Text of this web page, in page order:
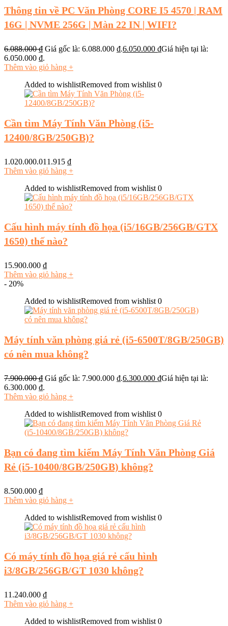
Thông tin về PC Văn Phòng CORE I5 4570 | RAM
16G | NVME 256G | Màn 22 IN | WIFI?
6.088.000₫ Giá gốc là: 6.088.000 ₫.6.050.000 ₫Giá hiện tại là:
6.050.000 ₫.
Thêm vào giỏ hàng +
Added to wishlistRemoved from wishlist 0
Cần tìm Máy Tính Văn Phòng (i5-
12400/8GB/250GB)?
1.020.000.011.915 ₫
Thêm vào giỏ hàng +
Added to wishlistRemoved from wishlist 0
Cấu hình máy tính đồ họa (i5/16GB/256GB/GTX
1650) thế nào?
15.900.000 ₫
Thêm vào giỏ hàng +
- 20%
Added to wishlistRemoved from wishlist 0
Máy tính văn phòng giá rẻ (i5-6500T/8GB/250GB)
có nên mua không?
7.900.000₫ Giá gốc là: 7.900.000 ₫.6.300.000 ₫Giá hiện tại là:
6.300.000 ₫.
Thêm vào giỏ hàng +
Added to wishlistRemoved from wishlist 0
Bạn có đang tìm kiếm Máy Tính Văn Phòng Giá
Rẻ (i5-10400/8GB/250GB) không?
8.500.000 ₫
Thêm vào giỏ hàng +
Added to wishlistRemoved from wishlist 0
Có máy tính đồ họa giá rẻ cấu hình
i3/8GB/256GB/GT 1030 không?
11.240.000 ₫
Thêm vào giỏ hàng +
Added to wishlistRemoved from wishlist 0